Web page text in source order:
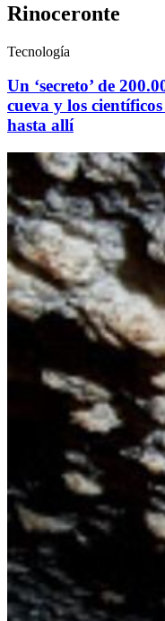
Rinoceronte
Tecnología
Un ‘secreto’ de
cueva y los
hasta allí